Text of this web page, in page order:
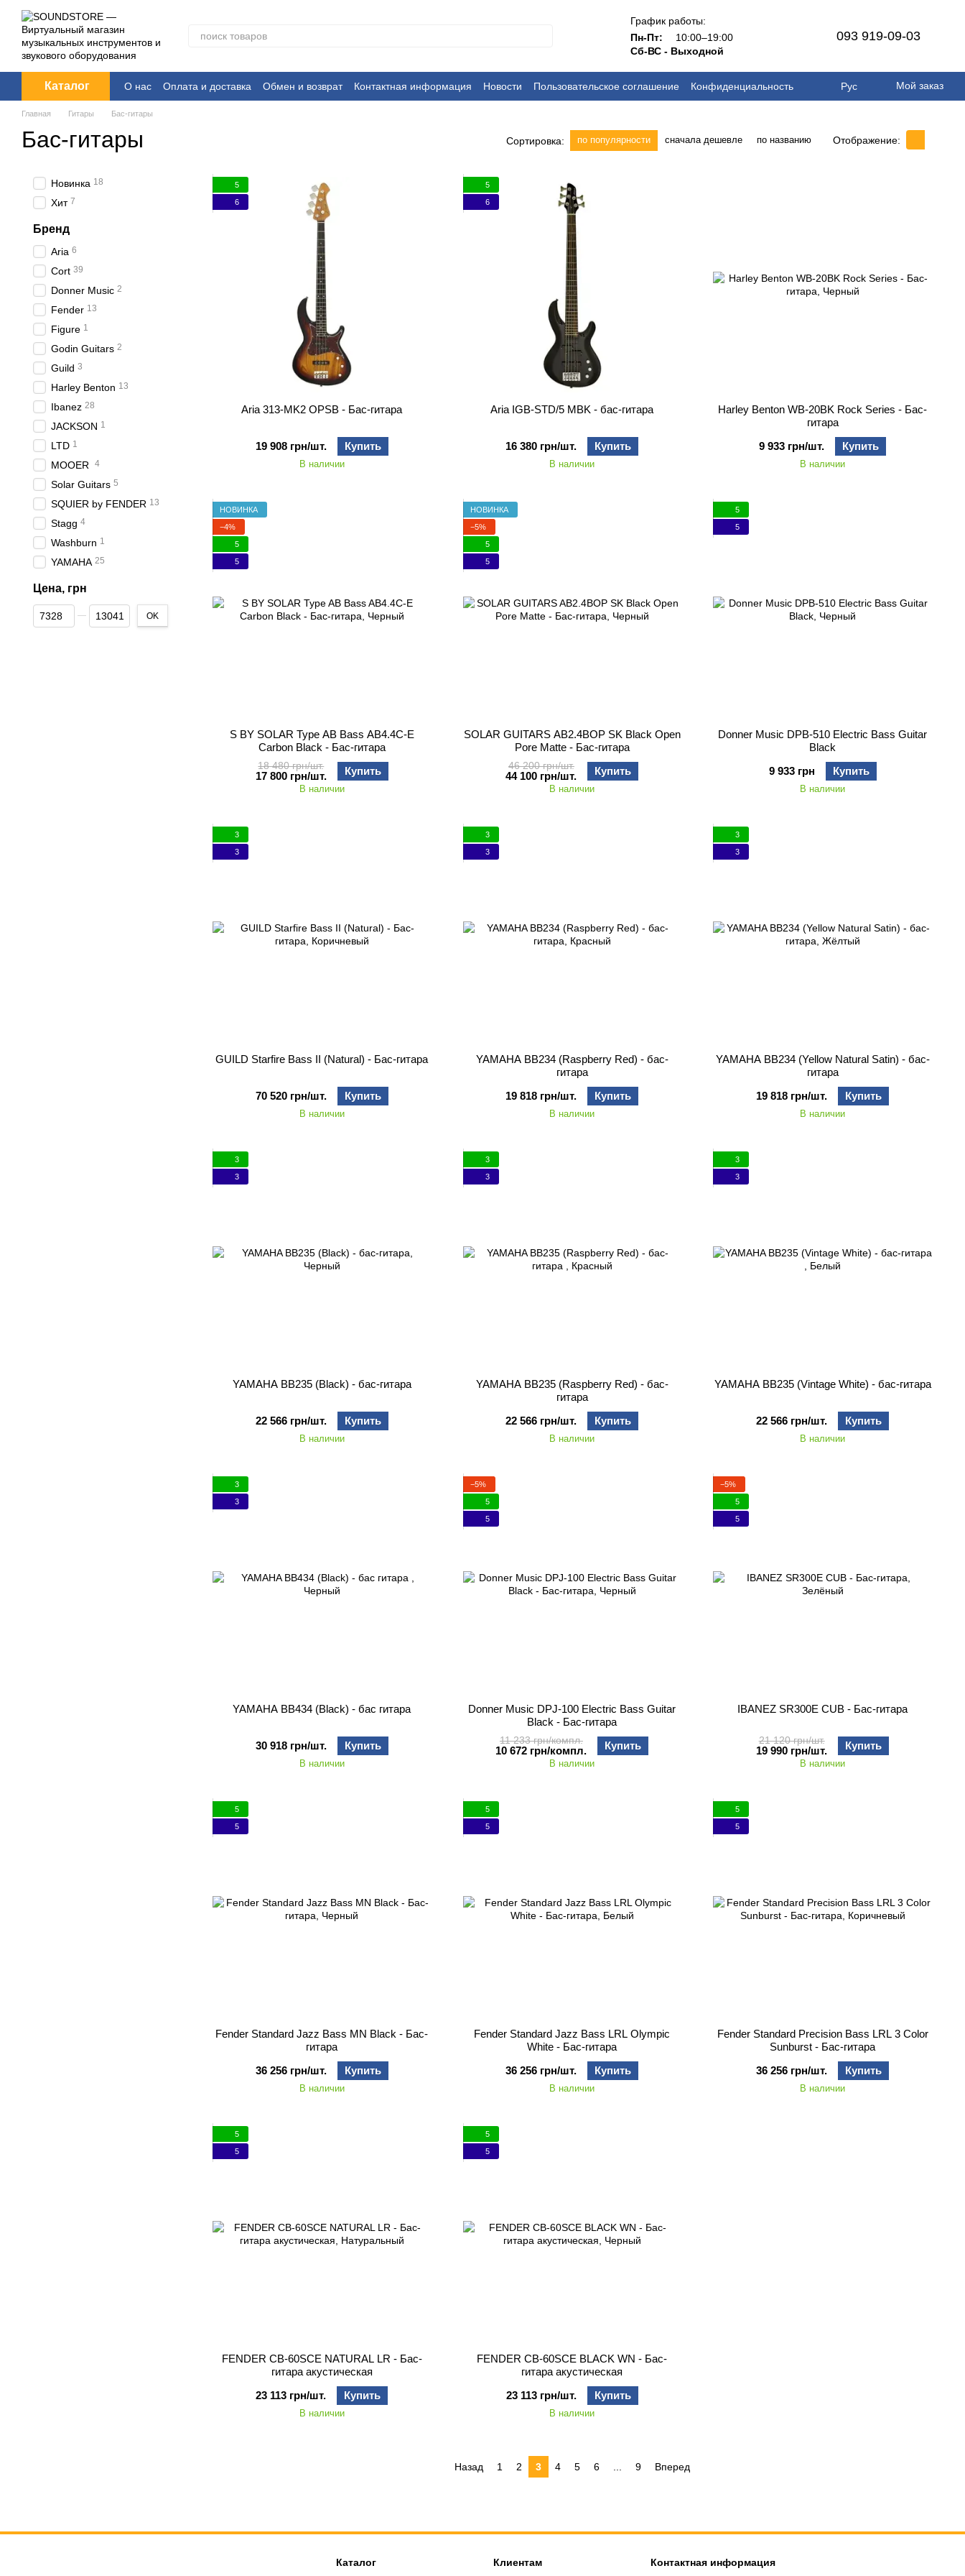
Перейти к основному контенту
График работы:
Пн-Пт:
10:00–19:00
Сб-ВС - Выходной
093 919-09-03
Каталог О нас Оплата и доставка Обмен и возврат Контактная информация Новости Пользовательское соглашение Конфиденциальность Рус Мой заказ
Главная Гитары Бас-гитары
Бас-гитары Сортировка: по популярности сначала дешевле по названию Отображение:
5
6
Aria 313-MK2 OPSB - Бас-гитара
19 908 грн/шт. Купить
В наличии
5
6
Aria IGB-STD/5 MBK - бас-гитара
16 380 грн/шт. Купить
В наличии
Harley Benton WB-20BK Rock Series - Бас-
гитара
9 933 грн/шт.
Купить
В наличии
НОВИНКА
−4%
5
5
S BY SOLAR Type AB Bass AB4.4C-E
Carbon Black - Бас-гитара
18 480 грн/шт.
17 800 грн/шт. Купить
В наличии
НОВИНКА
−5%
5
5
SOLAR GUITARS AB2.4BOP SK Black Open
Pore Matte - Бас-гитара
46 200 грн/шт.
44 100 грн/шт. Купить
В наличии
5
5
Donner Music DPB-510 Electric Bass Guitar
Black
9 933 грн
Купить
В наличии
3
3
GUILD Starfire Bass II (Natural) - Бас-гитара
70 520 грн/шт. Купить
В наличии
3
3
YAMAHA BB234 (Raspberry Red) - бас-
гитара
19 818 грн/шт.
Купить
В наличии
3
3
YAMAHA BB234 (Yellow Natural Satin) - бас-
гитара
19 818 грн/шт.
Купить
В наличии
3
3
YAMAHA BB235 (Black) - бас-гитара
22 566 грн/шт. Купить
В наличии
3
3
YAMAHA BB235 (Raspberry Red) - бас-
гитара
22 566 грн/шт.
Купить
В наличии
3
3
YAMAHA BB235 (Vintage White) - бас-гитара
22 566 грн/шт. Купить
В наличии
3
3
YAMAHA BB434 (Black) - бас гитара
30 918 грн/шт. Купить
В наличии
−5%
5
5
Donner Music DPJ-100 Electric Bass Guitar
Black - Бас-гитара
11 233 грн/компл.
10 672 грн/компл. Купить
В наличии
−5%
5
5
IBANEZ SR300E CUB - Бас-гитара
21 120 грн/шт.
19 990 грн/шт. Купить
В наличии
5
5
Fender Standard Jazz Bass MN Black - Бас-
гитара
36 256 грн/шт.
Купить
В наличии
5
5
Fender Standard Jazz Bass LRL Olympic
White - Бас-гитара
36 256 грн/шт.
Купить
В наличии
5
5
Fender Standard Precision Bass LRL 3 Color
Sunburst - Бас-гитара
36 256 грн/шт.
Купить
В наличии
5
5
FENDER CB-60SCE NATURAL LR - Бас-
гитара акустическая
23 113 грн/шт.
Купить
В наличии
5
5
FENDER CB-60SCE BLACK WN - Бас-
гитара акустическая
23 113 грн/шт.
Купить
В наличии
Назад 1 2 3 4 5 6 9 Вперед
Новинка 18
Хит 7
Бренд
Aria 6
Cort 39
Donner Music 2
Fender 13
Figure 1
Godin Guitars 2
Guild 3
Harley Benton 13
Ibanez 28
JACKSON 1
LTD 1
MOOER 4
Solar Guitars 5
SQUIER by FENDER 13
Stagg 4
Washburn 1
YAMAHA 25
Цена, грн
От Цена, грн
До Цена, грн OK
Каталог Клиентам Контактная информация